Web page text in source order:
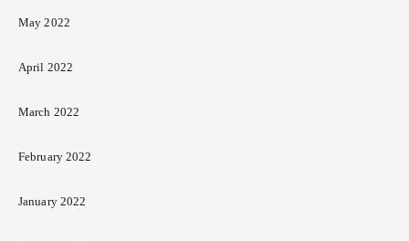
May 2022
April 2022
March 2022
February 2022
January 2022